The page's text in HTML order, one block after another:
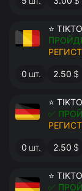
⭐
0 шт. 2.50 $
⭐
✅
0 шт. 2.50 $
⭐
✅
$